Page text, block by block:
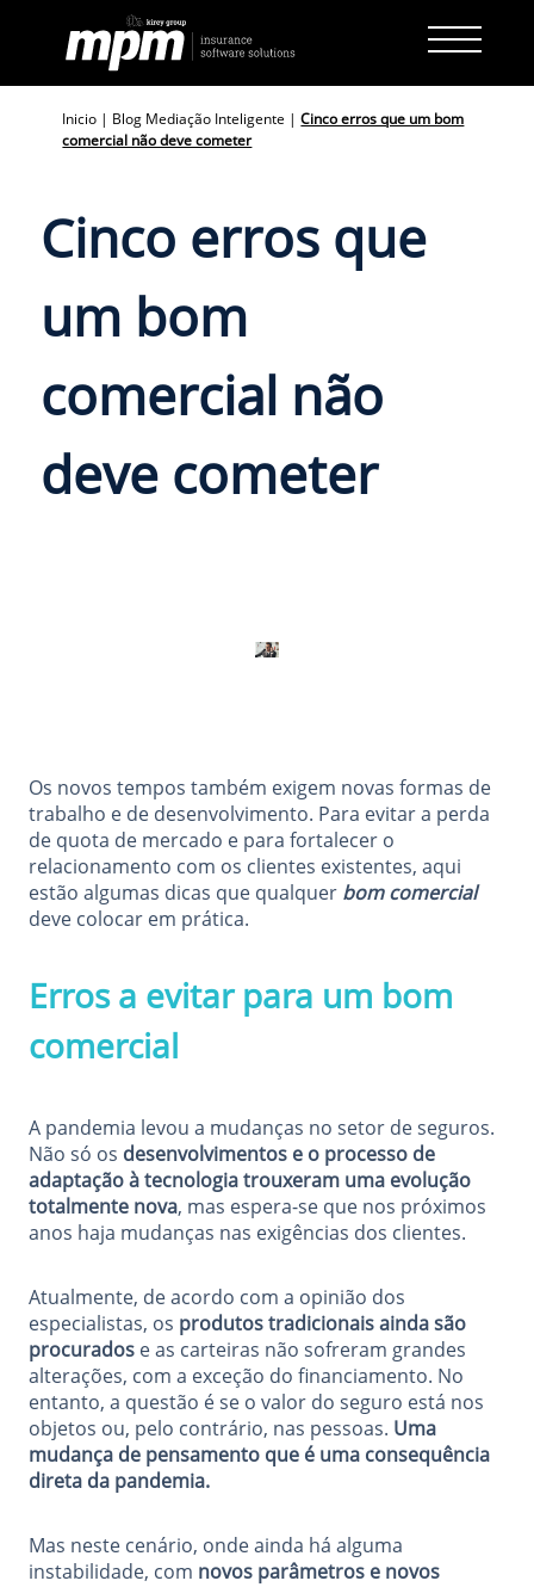
content
Inicio | Blog Mediação Inteligente |Cinco erros que um bom
comercial não deve cometer
Cinco erros que
um bom
comercial não
deve cometer
Os novos tempos também exigem novas formas de
trabalho e de desenvolvimento. Para evitar a perda
de quota de mercado e para fortalecer o
relacionamento com os clientes existentes, aqui
estão algumas dicas que qualquer bom comercial
deve colocar em prática.
Erros a evitar para um bom
comercial
A pandemia levou a mudanças no setor de seguros.
Não só os desenvolvimentos e o processo de
adaptação à tecnologia trouxeram uma evolução
totalmente nova, mas espera-se que nos próximos
anos haja mudanças nas exigências dos clientes.
Atualmente, de acordo com a opinião dos
especialistas, os produtos tradicionais ainda são
procurados e as carteiras não sofreram grandes
alterações, com a exceção do financiamento. No
entanto, a questão é se o valor do seguro está nos
objetos ou, pelo contrário, nas pessoas. Uma
mudança de pensamento que é uma consequência
direta da pandemia.
Mas neste cenário, onde ainda há alguma
instabilidade, com novos parâmetros e novos